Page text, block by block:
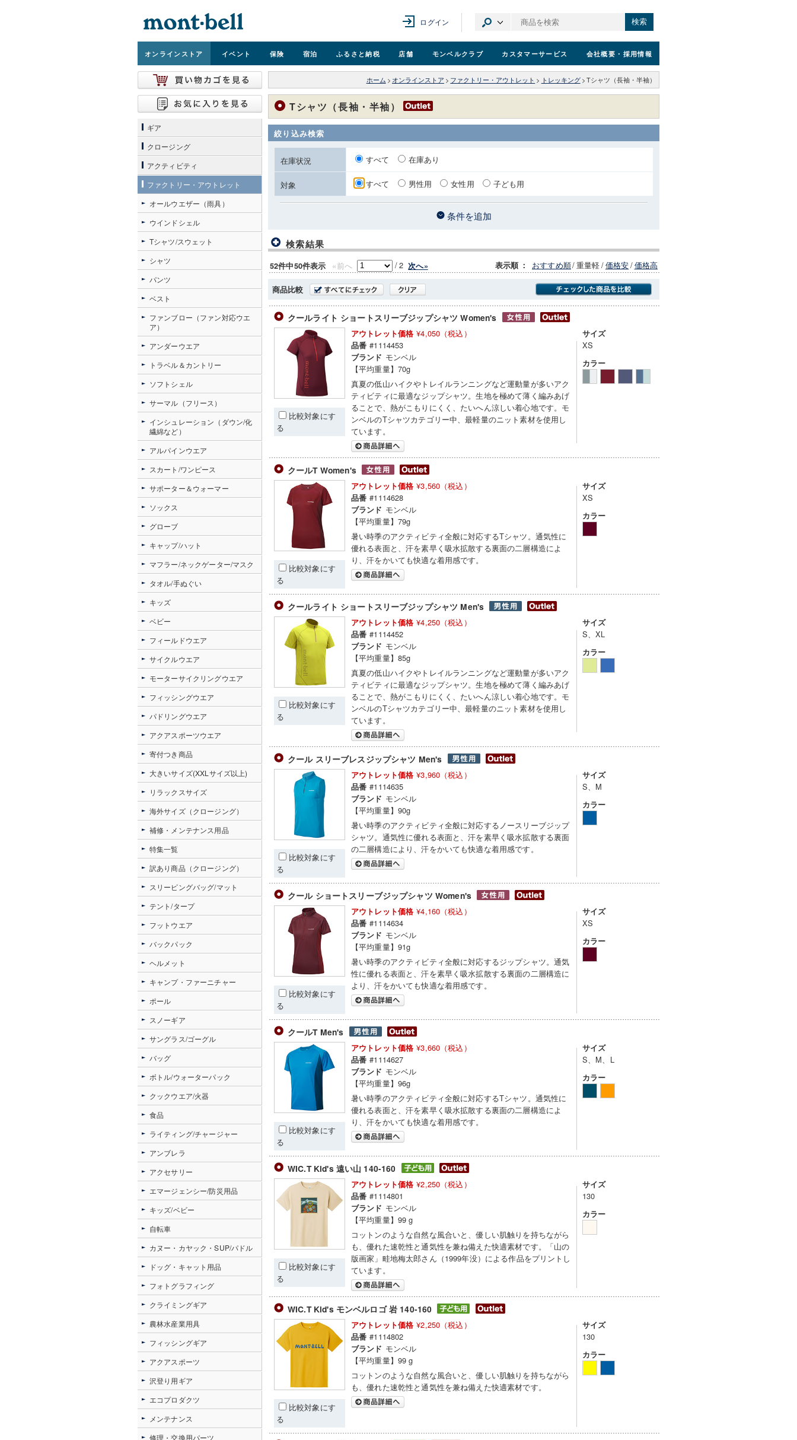
ログイン 検索
オンラインストア イベント 保険 宿泊 ふるさと納税 店舗 モンベルクラブ カスタマーサービス 会社概要 ・採用情報
ホーム > オンラインストア > ファクトリー・アウトレット > トレッキング > Tシャツ（長袖・半袖）
Tシャツ（長袖・半袖）
絞り込み検索
在庫状況 すべて 在庫あり
対象 すべて 男性用 女性用 子ども用
条件を追加
検索結果
52件中50件表示 «前へ /2 次へ» 表示順 ： おすすめ順/重量軽/価格安/価格高
商品比較
商品にのみフォーカスする
クールライト ショートスリーブジップシャツ Women's
比較対象にす
る
アウトレット価格 ¥4,050（税込）
品番 #1114453
ブランド モンベル
【平均重量】70g
真夏の低山ハイクやトレイルランニングなど運動量が多いアク
ティビティに最適なジップシャツ。生地を極めて薄く編みあげ
ることで、熱がこもりにくく、たいへん涼しい着心地です。モ
ンベルのTシャツカテゴリー中、最軽量のニット素材を使用し
ています。
サイズ
XS
カラー
クールT Women's
比較対象にす
る
アウトレット価格 ¥3,560（税込）
品番 #1114628
ブランド モンベル
【平均重量】79g
暑い時季のアクティビティ全般に対応するTシャツ。通気性に
優れる表面と、汗を素早く吸水拡散する裏面の二層構造によ
り、汗をかいても快適な着用感です。
サイズ
XS
カラー
クールライト ショートスリーブジップシャツ Men's
比較対象にす
る
アウトレット価格 ¥4,250（税込）
品番 #1114452
ブランド モンベル
【平均重量】85g
真夏の低山ハイクやトレイルランニングなど運動量が多いアク
ティビティに最適なジップシャツ。生地を極めて薄く編みあげ
ることで、熱がこもりにくく、たいへん涼しい着心地です。モ
ンベルのTシャツカテゴリー中、最軽量のニット素材を使用し
ています。
サイズ
S、XL
カラー
クール スリーブレスジップシャツ Men's
比較対象にす
る
アウトレット価格 ¥3,960（税込）
品番 #1114635
ブランド モンベル
【平均重量】90g
暑い時季のアクティビティ全般に対応するノースリーブジップ
シャツ。通気性に優れる表面と、汗を素早く吸水拡散する裏面
の二層構造により、汗をかいても快適な着用感です。
サイズ
S、M
カラー
クール ショートスリーブジップシャツ Women's
比較対象にす
る
アウトレット価格 ¥4,160（税込）
品番 #1114634
ブランド モンベル
【平均重量】91g
暑い時季のアクティビティ全般に対応するジップシャツ。通気
性に優れる表面と、汗を素早く吸水拡散する裏面の二層構造に
より、汗をかいても快適な着用感です。
サイズ
XS
カラー
クールT Men's
比較対象にす
る
アウトレット価格 ¥3,660（税込）
品番 #1114627
ブランド モンベル
【平均重量】96g
暑い時季のアクティビティ全般に対応するTシャツ。通気性に
優れる表面と、汗を素早く吸水拡散する裏面の二層構造によ
り、汗をかいても快適な着用感です。
サイズ
S、M、L
カラー
WIC.T Kid's 遠い山 140-160
比較対象にす
る
アウトレット価格 ¥2,250（税込）
品番 #1114801
ブランド モンベル
【平均重量】99 g
コットンのような自然な風合いと、優しい肌触りを持ちながら
も、優れた速乾性と通気性を兼ね備えた快適素材です。「山の
版画家」畦地梅太郎さん（1999年没）による作品をプリントし
ています。
サイズ
130
カラー
WIC.T Kid's モンベルロゴ 岩 140-160
比較対象にす
る
アウトレット価格 ¥2,250（税込）
品番 #1114802
ブランド モンベル
【平均重量】99 g
コットンのような自然な風合いと、優しい肌触りを持ちながら
も、優れた速乾性と通気性を兼ね備えた快適素材です。
サイズ
130
カラー
ギア
クロージング
アクティビティ
ファクトリー・アウトレット
オールウエザー（雨具）
ウインドシェル
Tシャツ/スウェット
シャツ
パンツ
ベスト
ファンブロー（ファン対応ウエ
ア）
アンダーウエア
トラベル＆カントリー
ソフトシェル
サーマル（フリース）
インシュレーション（ダウン/化
繊綿など）
アルパインウエア
スカート/ワンピース
サポーター＆ウォーマー
ソックス
グローブ
キャップ/ハット
マフラー/ネックゲーター/マスク
タオル/手ぬぐい
キッズ
ベビー
フィールドウエア
サイクルウエア
モーターサイクリングウエア
フィッシングウエア
パドリングウエア
アクアスポーツウエア
寄付つき商品
大きいサイズ(XXLサイズ以上)
リラックスサイズ
海外サイズ（クロージング）
補修・メンテナンス用品
特集一覧
訳あり商品（クロージング）
スリーピングバッグ/マット
テント/タープ
フットウエア
バックパック
ヘルメット
キャンプ・ファーニチャー
ポール
スノーギア
サングラス/ゴーグル
バッグ
ボトル/ウォーターパック
クックウエア/火器
食品
ライティング/チャージャー
アンブレラ
アクセサリー
エマージェンシー/防災用品
キッズ/ベビー
自転車
カヌー・カヤック・SUP/パドル
ドッグ・キャット用品
フォトグラフィング
クライミングギア
農林水産業用具
フィッシングギア
アクアスポーツ
沢登り用ギア
エコプロダクツ
メンテナンス
修理・交換用パーツ